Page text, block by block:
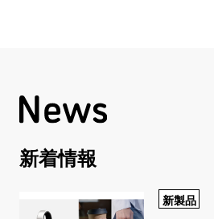
新着情報
新製品